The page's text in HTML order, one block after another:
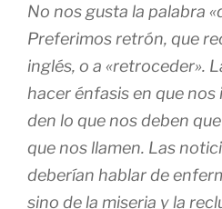
No nos gusta la palabra
Preferimos retrón, que
inglés, o a «retroceder».
hacer énfasis en que
den lo que nos deben
que nos llamen. Las
deberían hablar de
sino de la miseria y la